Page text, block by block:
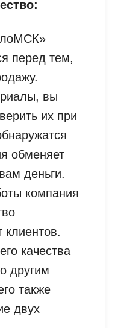
перед тем,
вы
их при
обменяет
деньги.
компания
клиентов.
качества
другим
также
двух